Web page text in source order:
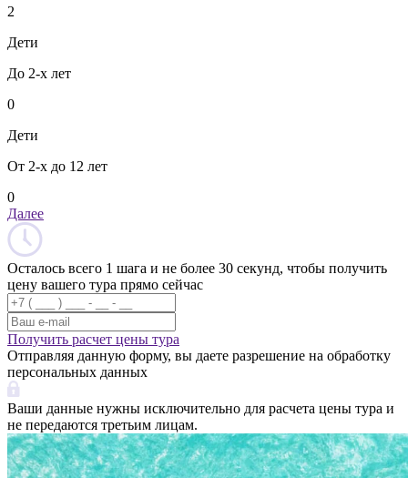
2
Дети
До 2-х лет
0
Дети
От 2-х до 12 лет
0
Далее
Осталось всего 1 шага и не более 30 секунд, чтобы получить
цену вашего тура прямо сейчас
Получить расчет цены тура
Отправляя данную форму, вы даете разрешение на обработку
персональных данных
Ваши данные нужны исключительно для расчета цены тура и
не передаются третьим лицам.